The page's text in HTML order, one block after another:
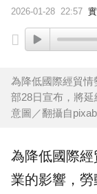
2026-01-28 22:57
為降低國際經貿
部28日宣布，將
意圖／翻攝自
為降低國際
業的影響， 勞